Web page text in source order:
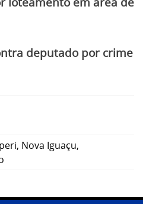
deputado por crime
, Nova Iguaçu,